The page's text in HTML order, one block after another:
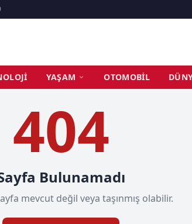
YAŞAM OTOMOBIL
404
Bulunamadı
mevcut değil veya taşınmış olabilir.